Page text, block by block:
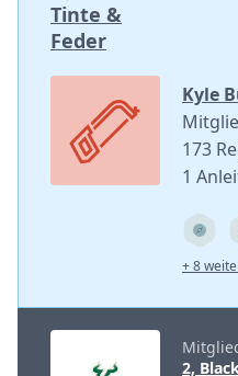
Tinte &
Feder
Kyle
173
1
+ 8
2,